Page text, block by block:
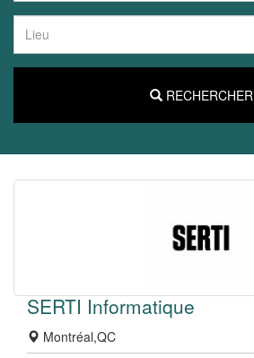
RECHERCHER
SERTI Informatique
Montréal,QC